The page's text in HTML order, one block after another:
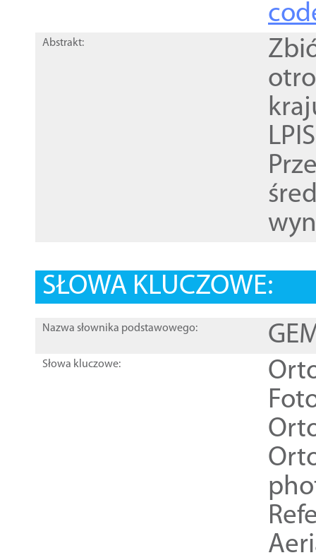
Abstrakt:
SŁOWA KLUCZOWE:
Nazwa słownika podstawowego:
Słowa kluczowe: